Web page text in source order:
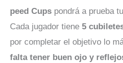
peed Cups pondrá a prueba
Cada jugador tiene 5
por completar el objetivo lo
falta tener buen ojo y